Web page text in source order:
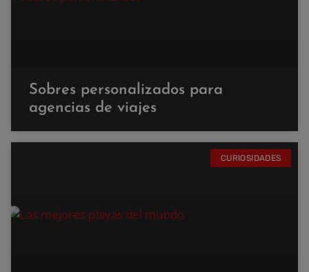
Sobres personalizados para
agencias de viajes
CURIOSIDADES